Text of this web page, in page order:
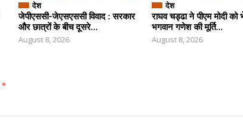
देश
जेपीएससी-जेएसएससी विवाद : सरकार
और छात्रों के बीच दूसरे...
August 8, 2026
देश
राघव चड्ढा ने पीएम मोदी को
भगवान गणेश की मूर्ति...
August 8, 2026
*